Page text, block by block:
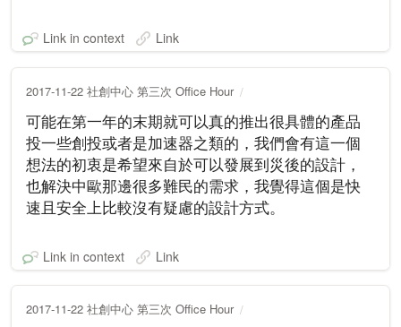
Link in context Link
2017-11-22 社創中心 第三次 Office Hour
可能在第一年的末期就可以真的推出很具體的產品
投一些創投或者是加速器之類的，我們會有這一個
想法的初衷是希望來自於可以發展到災後的設計，
也解決中歐那邊很多難民的需求，我覺得這個是快
速且安全上比較沒有疑慮的設計方式。
Link in context Link
2017-11-22 社創中心 第三次 Office Hour